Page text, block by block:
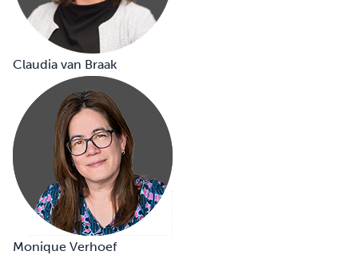
Claudia van Braak
Monique Verhoef